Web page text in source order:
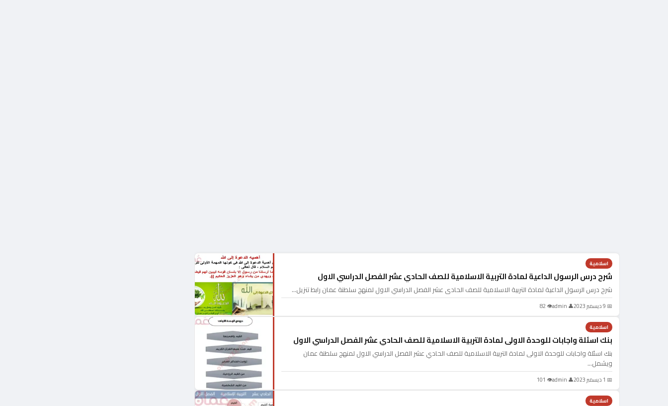
اسلامية
شرح درس الرسول الداعية لمادة التربية الاسلامية للصف الحادي عشر الفصل الدراسي الاول
شرح درس الرسول الداعية لمادة التربية الاسلامية للصف الحادي عشر الفصل الدراسي الاول لمنهج سلطنة عمان رابط تنزيل…
📅 9 ديسمبر 2023 👤 admin
👁 82
اسلامية
بنك اسئلة واجابات للوحدة الاولى لمادة التربية الاسلامية للصف الحادي عشر الفصل الدراسي الاول
بنك اسئلة واجابات للوحدة الاولى لمادة التربية الاسلامية للصف الحادي عشر الفصل الدراسي الاول لمنهج سلطنة عمان
ويشمل…
📅 1 ديسمبر 2023 👤 admin
👁 101
اسلامية